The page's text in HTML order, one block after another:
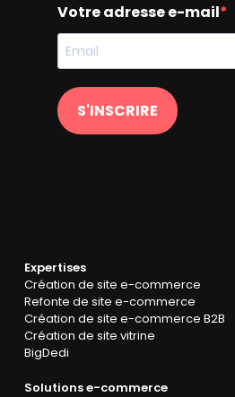
Votre adresse e-mail
S'INSCRIRE
Expertises
Création de site e-commerce
Refonte de site e-commerce
Création de site e-commerce B2B
Création de site vitrine
BigDedi
Solutions e-commerce